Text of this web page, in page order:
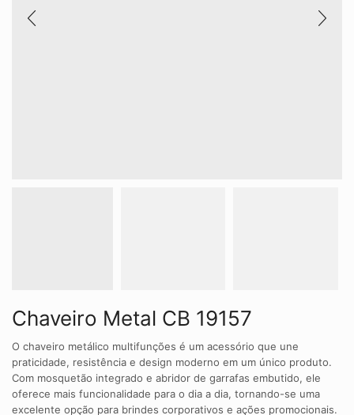
Chaveiro Metal CB 19157
O chaveiro metálico multifunções é um acessório que une
praticidade, resistência e design moderno em um único produto.
Com mosquetão integrado e abridor de garrafas embutido, ele
oferece mais funcionalidade para o dia a dia, tornando-se uma
excelente opção para brindes corporativos e ações promocionais.